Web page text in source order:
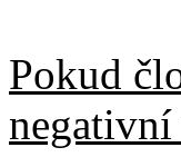
Pokud